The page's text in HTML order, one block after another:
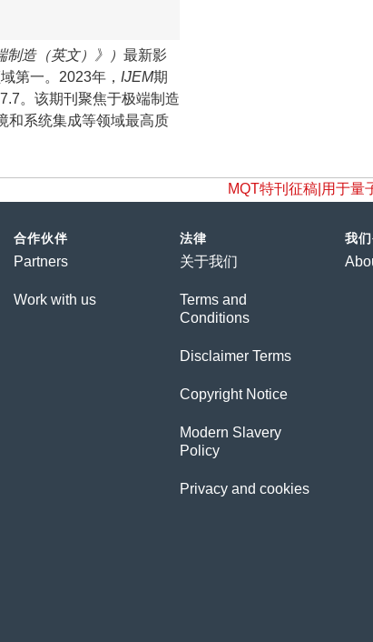
造（英文）》） 最新影
第一。2023年， IJEM期
。该期刊聚焦于极端制造
和系统集成等领域最高质
MQT特刊征稿|用于量
合作伙伴
Partners
Work with us
法律
关于我们
Terms and
Conditions
Disclaimer Terms
Copyright Notice
Modern Slavery
Policy
Privacy and cookies
我们